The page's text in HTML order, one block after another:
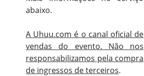
abaixo.
A Uhuu.com é o canal oficial de
vendas do evento. Não nos
responsabilizamos pela compra
de ingressos de terceiros.